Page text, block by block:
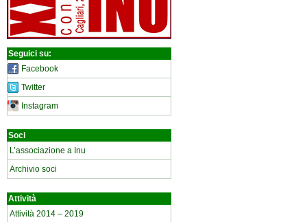
Seguici su:
Facebook
Twitter
Instagram
Soci
L’associazione a Inu
Archivio soci
Attività
Attività 2014 – 2019